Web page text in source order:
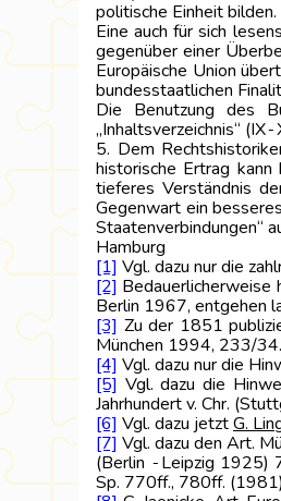
politische Einheit bilden.
Eine auch für sich
gegenüber einer
Europäische Union
bundesstaatlichen
Die Benutzung des
„Inhaltsverzeichnis“
5. Dem
historische Ertrag
tieferes Verständnis
Gegenwart ein
Staatenverbindungen“
[1] Vgl. dazu nur die
[2] Bedauerlicherweise
Berlin 1967, entgehen
[3] Zu der 1851
München 1994, 233/34.
[4] Vgl. dazu nur die
[5] Vgl. dazu die
Jahrhundert v. Chr.
[6] Vgl. dazu jetztG.
[7] Vgl. dazu den Art.
(Berlin ‑Leipzig 1925)
Sp. 770ff., 780ff.